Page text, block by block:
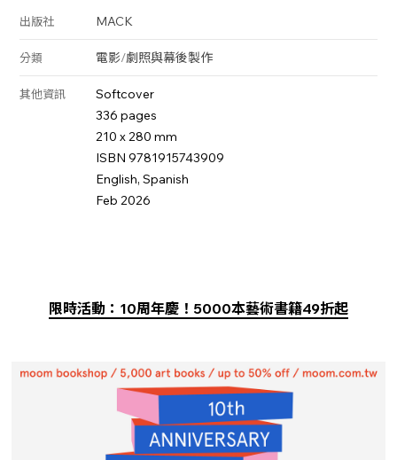
出版社 MACK
分類 電影/劇照與幕後製作
其他資訊
Softcover
336 pages
210 x 280 mm
ISBN 9781915743909
English, Spanish
Feb 2026
限時活動：10周年慶！5000本藝術書籍49折起